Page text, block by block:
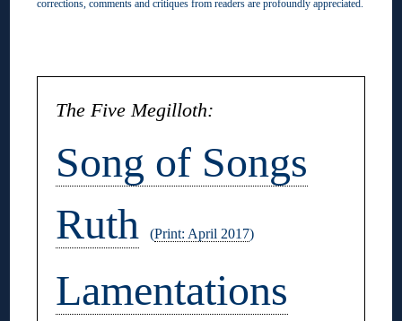
corrections, comments and critiques from readers are profoundly appreciated.
The Five Megilloth:
Song of Songs
Ruth
(Print: April 2017)
Lamentations